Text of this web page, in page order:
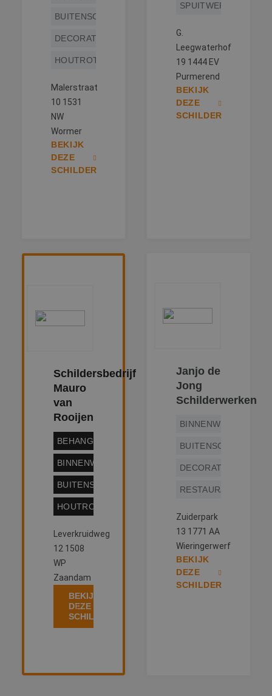
BUITENSCHILDERWERK
DECORATIESCHILDERWERK
HOUTROTREPARATIE
Malerstraat
10 1531
NW
Wormer
BEKIJK
DEZE
SCHILDER
SPUITWERK
G.
Leegwaterhof
19 1444 EV
Purmerend
BEKIJK
DEZE
SCHILDER
Schildersbedrijf
Mauro
van
Rooijen
BEHANGWERK
BINNENWERK
BUITENSCHILDERWERK
HOUTROTREPARATIE
Leverkruidweg
12 1508
WP
Zaandam
BEKIJK
DEZE
SCHILDER
Janjo de
Jong
Schilderwerken
BINNENWERK
RESTAURATIEWERK
Zuiderpark
13 1771 AA
Wieringerwerf
BEKIJK
DEZE
SCHILDER